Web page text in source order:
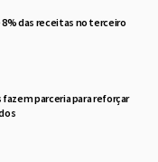
das receitas no terceiro
fazem parceria para reforçar